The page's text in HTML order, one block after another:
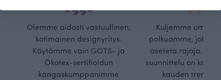
vyys
Olemme aidosti vastuullinen,
kotimainen designyritys.
Käytämme vain GOTS- ja
Ökotex-sertifioidun
kangaskumppanimme
Kuljemme omaa,
polkuamme, jolla
aseteta rajoja.
suunnittelu on
kauden